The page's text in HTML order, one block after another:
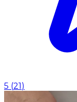
5 (21)